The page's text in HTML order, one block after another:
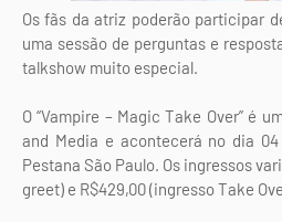
Os fãs da atriz poderão participar
uma sessão de perguntas e
talkshow muito especial.
O “Vampire – Magic Take Over” é
and Media e acontecerá no dia
Pestana São Paulo. Os ingressos
greet) e R$429,00 (ingresso Take